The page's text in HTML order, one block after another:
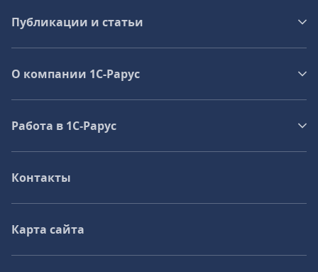
Публикации и статьи
О компании 1C-Рарус
Работа в 1С‑Рарус
Контакты
Карта сайта